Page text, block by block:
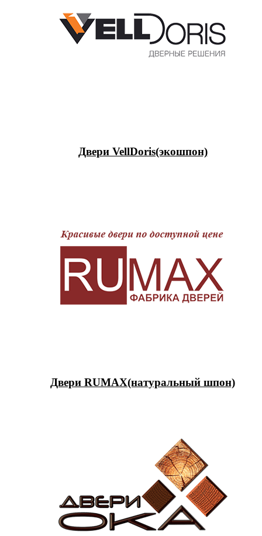
Двери VellDoris(экошпон)
Двери RUMAX(натуральный шпон)